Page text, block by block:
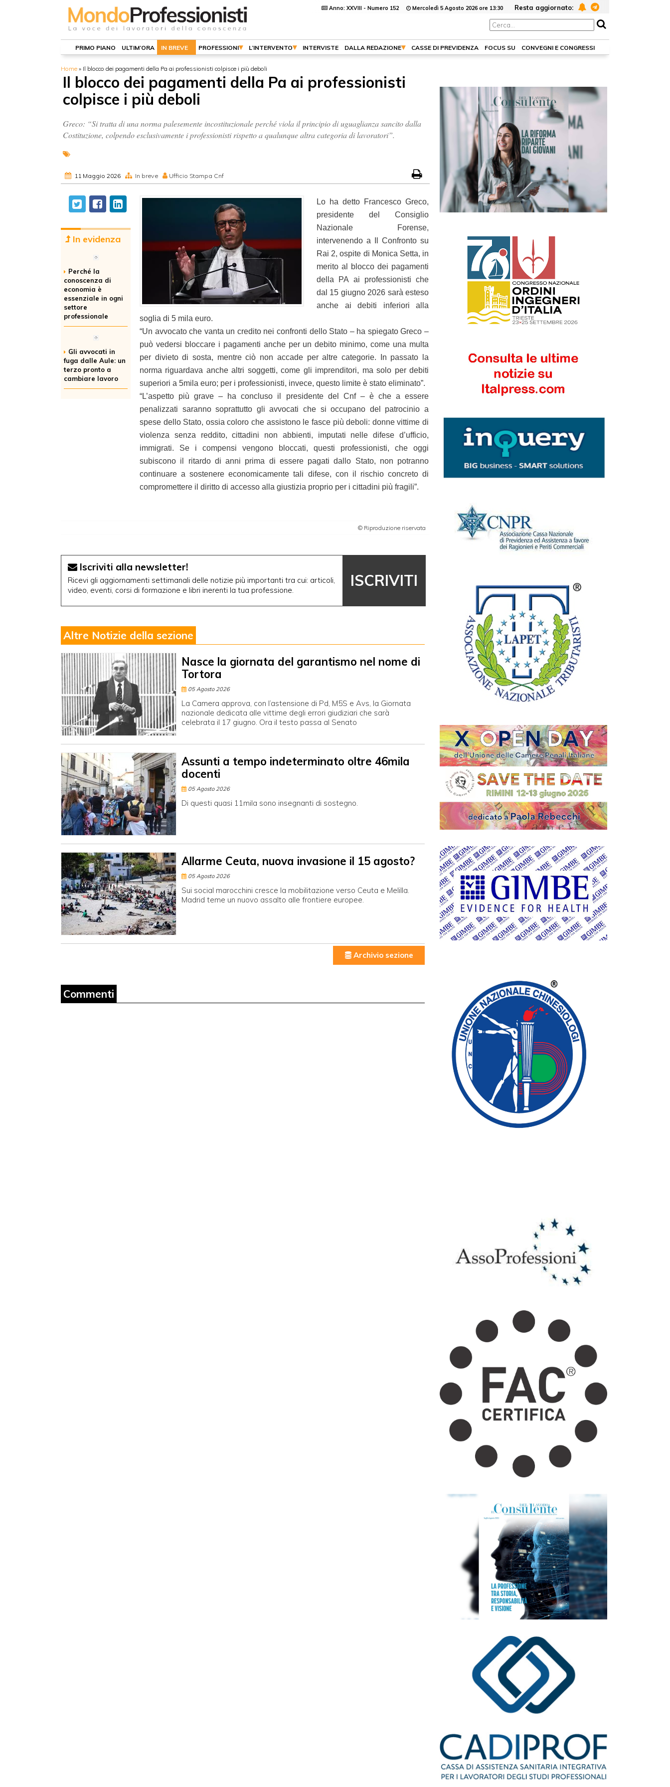
Anno: XXVIII - Numero 152 Mercoledì 5 Agosto 2026 ore 13:30 Resta aggiornato:
PRIMO PIANO ULTIM’ORA IN BREVE PROFESSIONI L’INTERVENTO INTERVISTE DALLA REDAZIONE CASSE DI PREVIDENZA FOCUS SU CONVEGNI E CONGRESSI
Home » Il blocco dei pagamenti della Pa ai professionisti colpisce i più deboli
Il blocco dei pagamenti della Pa ai professionisti
colpisce i più deboli
Greco: “Si tratta di una norma palesemente incostituzionale perché viola il principio di uguaglianza sancito dalla
Costituzione, colpendo esclusivamente i professionisti rispetto a qualunque altra categoria di lavoratori”.
11 Maggio 2026 In breve Ufficio Stampa Cnf
In evidenza
Perché la
conoscenza di
economia è
essenziale in ogni
settore
professionale
Gli avvocati in
fuga dalle Aule: un
terzo pronto a
cambiare lavoro
Lo ha detto Francesco Greco,
presidente del Consiglio
Nazionale Forense,
intervenendo a Il Confronto su
Rai 2, ospite di Monica Setta, in
merito al blocco dei pagamenti
della PA ai professionisti che
dal 15 giugno 2026 sarà esteso
anche ai debiti inferiori alla
soglia di 5 mila euro.
“Un avvocato che vanta un credito nei confronti dello Stato – ha spiegato Greco –
può vedersi bloccare i pagamenti anche per un debito minimo, come una multa
per divieto di sosta, mentre ciò non accade per altre categorie. In passato la
norma riguardava anche altri soggetti, come gli imprenditori, ma solo per debiti
superiori a 5mila euro; per i professionisti, invece, questo limite è stato eliminato”.
“L’aspetto più grave – ha concluso il presidente del Cnf – è che a essere
penalizzati saranno soprattutto gli avvocati che si occupano del patrocinio a
spese dello Stato, ossia coloro che assistono le fasce più deboli: donne vittime di
violenza senza reddito, cittadini non abbienti, imputati nelle difese d’ufficio,
immigrati. Se i compensi vengono bloccati, questi professionisti, che oggi
subiscono il ritardo di anni prima di essere pagati dallo Stato, non potranno
continuare a sostenere economicamente tali difese, con il rischio concreto di
compromettere il diritto di accesso alla giustizia proprio per i cittadini più fragili”.
© Riproduzione riservata
Iscriviti alla newsletter!
Ricevi gli aggiornamenti settimanali delle notizie più importanti tra cui: articoli,
video, eventi, corsi di formazione e libri inerenti la tua professione.
ISCRIVITI
Altre Notizie della sezione
Nasce la giornata del garantismo nel nome di
Tortora
05 Agosto 2026
La Camera approva, con l’astensione di Pd, M5S e Avs, la Giornata
nazionale dedicata alle vittime degli errori giudiziari che sarà
celebrata il 17 giugno. Ora il testo passa al Senato
Assunti a tempo indeterminato oltre 46mila
docenti
05 Agosto 2026
Di questi quasi 11mila sono insegnanti di sostegno.
Allarme Ceuta, nuova invasione il 15 agosto?
05 Agosto 2026
Sui social marocchini cresce la mobilitazione verso Ceuta e Melilla.
Madrid teme un nuovo assalto alle frontiere europee.
Archivio sezione
Commenti